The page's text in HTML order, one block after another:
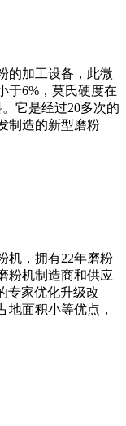
的加工设备，此微
于6%，莫氏硬度在
它是经过20多次的
制造的新型磨粉
机，拥有22年磨粉
粉机制造商和供应
专家优化升级改
地面积小等优点，